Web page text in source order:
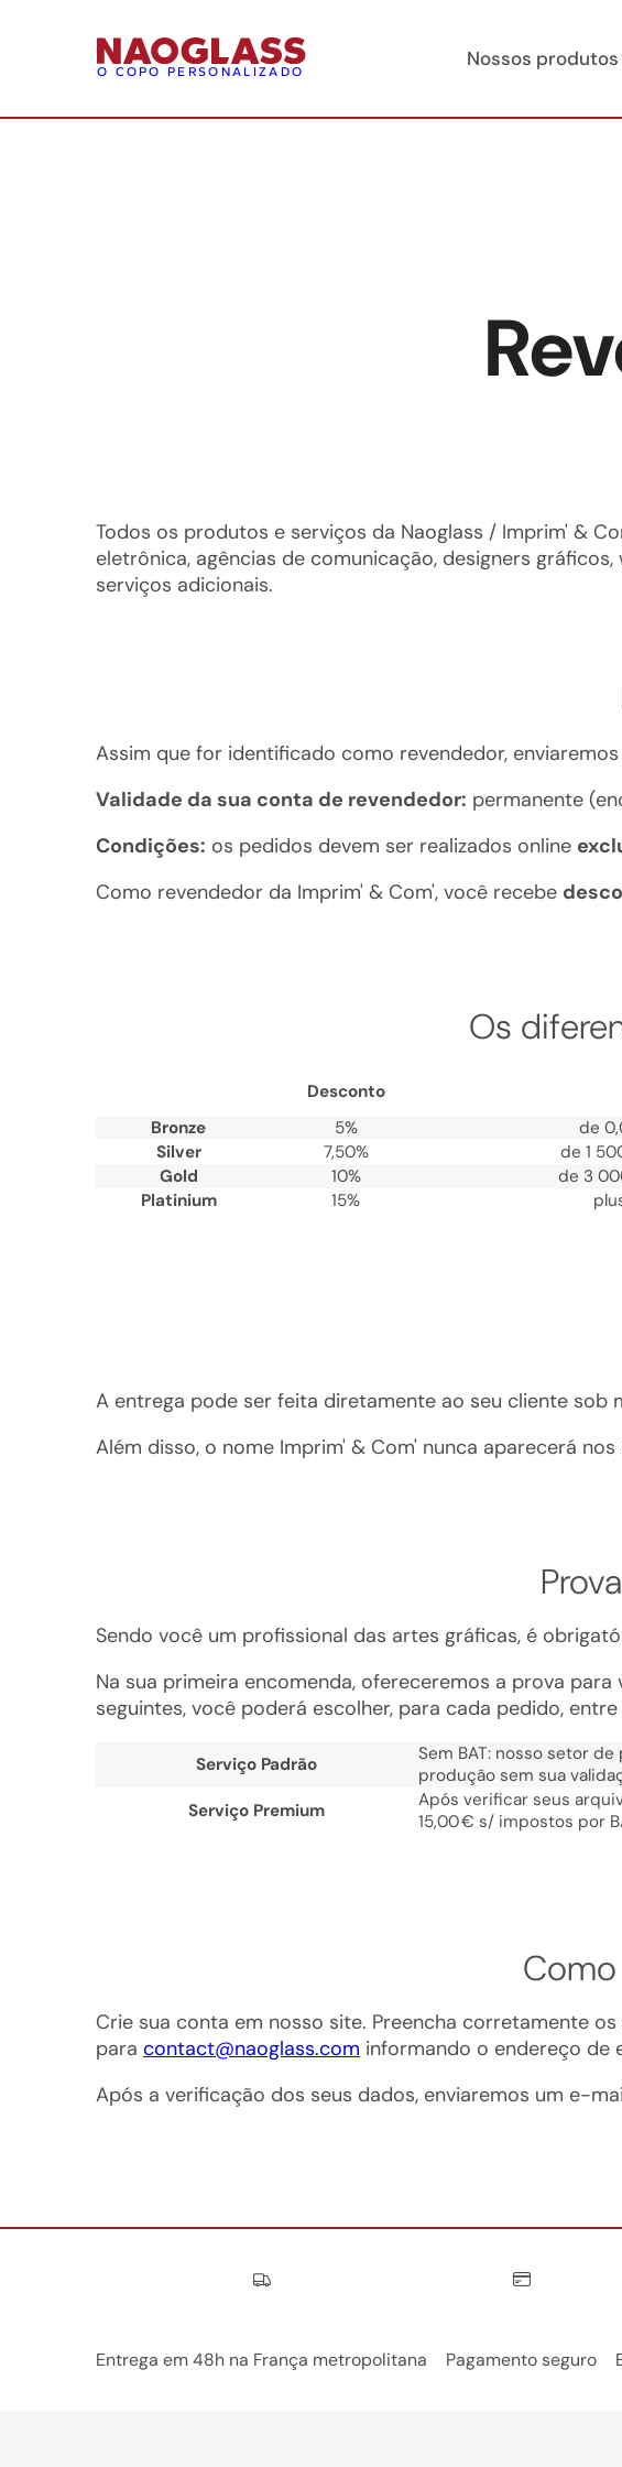
O COPO PERSONALIZADO
Nossos produtos
Todos os produtos e serviços da Naoglass / Imprim' &
eletrônica, agências de comunicação, designers
serviços adicionais.
Assim que for identificado como revendedor,
Validade da sua conta de revendedor: permanente
Condições: os pedidos devem ser realizados online
Como revendedor da Imprim' & Com', você recebe
Os
Desconto
Bronze
5% de
Silver
7,50% de 1
Gold
10% de 3
Platinium
15%
A entrega pode ser feita diretamente ao seu cliente sob
Além disso, o nome Imprim' & Com' nunca aparecerá
Sendo você um profissional das artes gráficas, é
Na sua primeira encomenda, ofereceremos a prova
seguintes, você poderá escolher, para cada pedido,
Serviço Padrão
Sem BAT: nosso setor
produção sem sua
Serviço Premium
Após verificar seus
15,00 € s/ impostos por
Crie sua conta em nosso site. Preencha corretamente
para contact@naoglass.com informando o endereço de
Após a verificação dos seus dados, enviaremos um e-
Nos engagements
Entrega em 48h na França metropolitana Pagamento seguro